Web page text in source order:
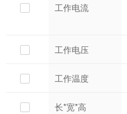
工作电流
工作电压
工作温度
长*宽*高